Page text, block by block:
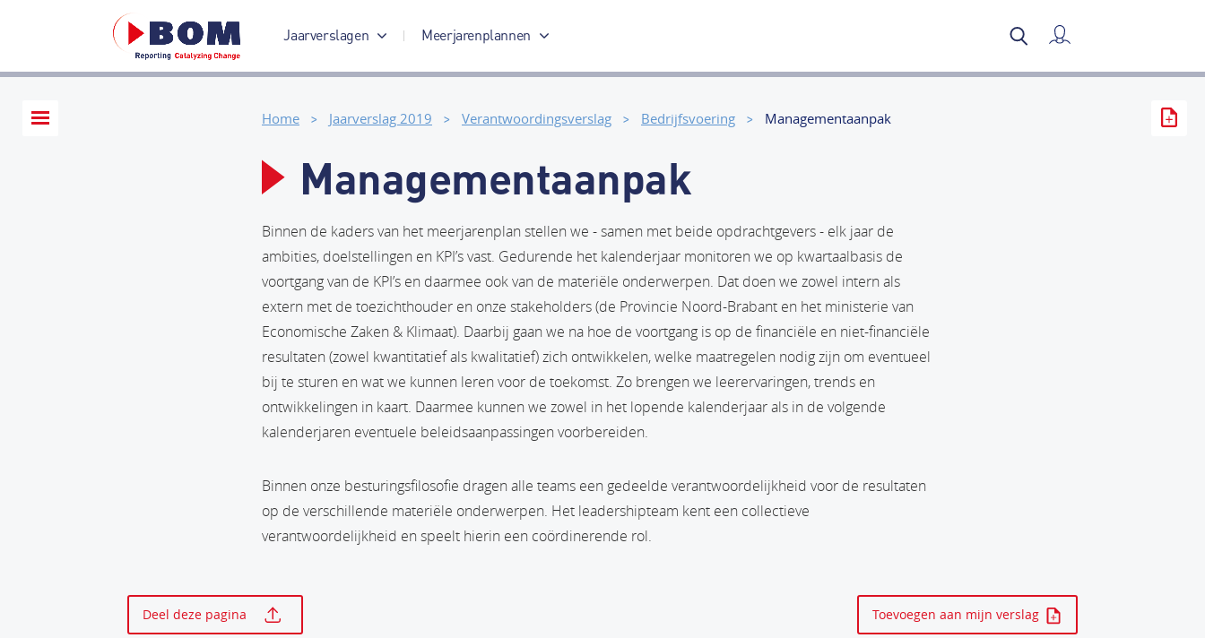
Jaarverslagen
Jaarverslag 2017
Meerjarenplannen
Meerjarenplan 2017-2020
Home Jaarverslag 2019 Verantwoordingsverslag Bedrijfsvoering Managementaanpak
Managementaanpak
Binnen de kaders van het meerjarenplan stellen we - samen met beide opdrachtgevers - elk jaar de
ambities, doelstellingen en KPI’s vast. Gedurende het kalenderjaar monitoren we op kwartaalbasis de
voortgang van de KPI’s en daarmee ook van de materiële onderwerpen. Dat doen we zowel intern als
extern met de toezichthouder en onze stakeholders (de Provincie Noord-Brabant en het ministerie van
Economische Zaken & Klimaat). Daarbij gaan we na hoe de voortgang is op de financiële en niet-financiële
resultaten (zowel kwantitatief als kwalitatief) zich ontwikkelen, welke maatregelen nodig zijn om eventueel
bij te sturen en wat we kunnen leren voor de toekomst. Zo brengen we leerervaringen, trends en
ontwikkelingen in kaart. Daarmee kunnen we zowel in het lopende kalenderjaar als in de volgende
kalenderjaren eventuele beleidsaanpassingen voorbereiden.
Binnen onze besturingsfilosofie dragen alle teams een gedeelde verantwoordelijkheid voor de resultaten
op de verschillende materiële onderwerpen. Het leadershipteam kent een collectieve
verantwoordelijkheid en speelt hierin een coördinerende rol.
Deel deze pagina Toevoegen aan mijn verslag